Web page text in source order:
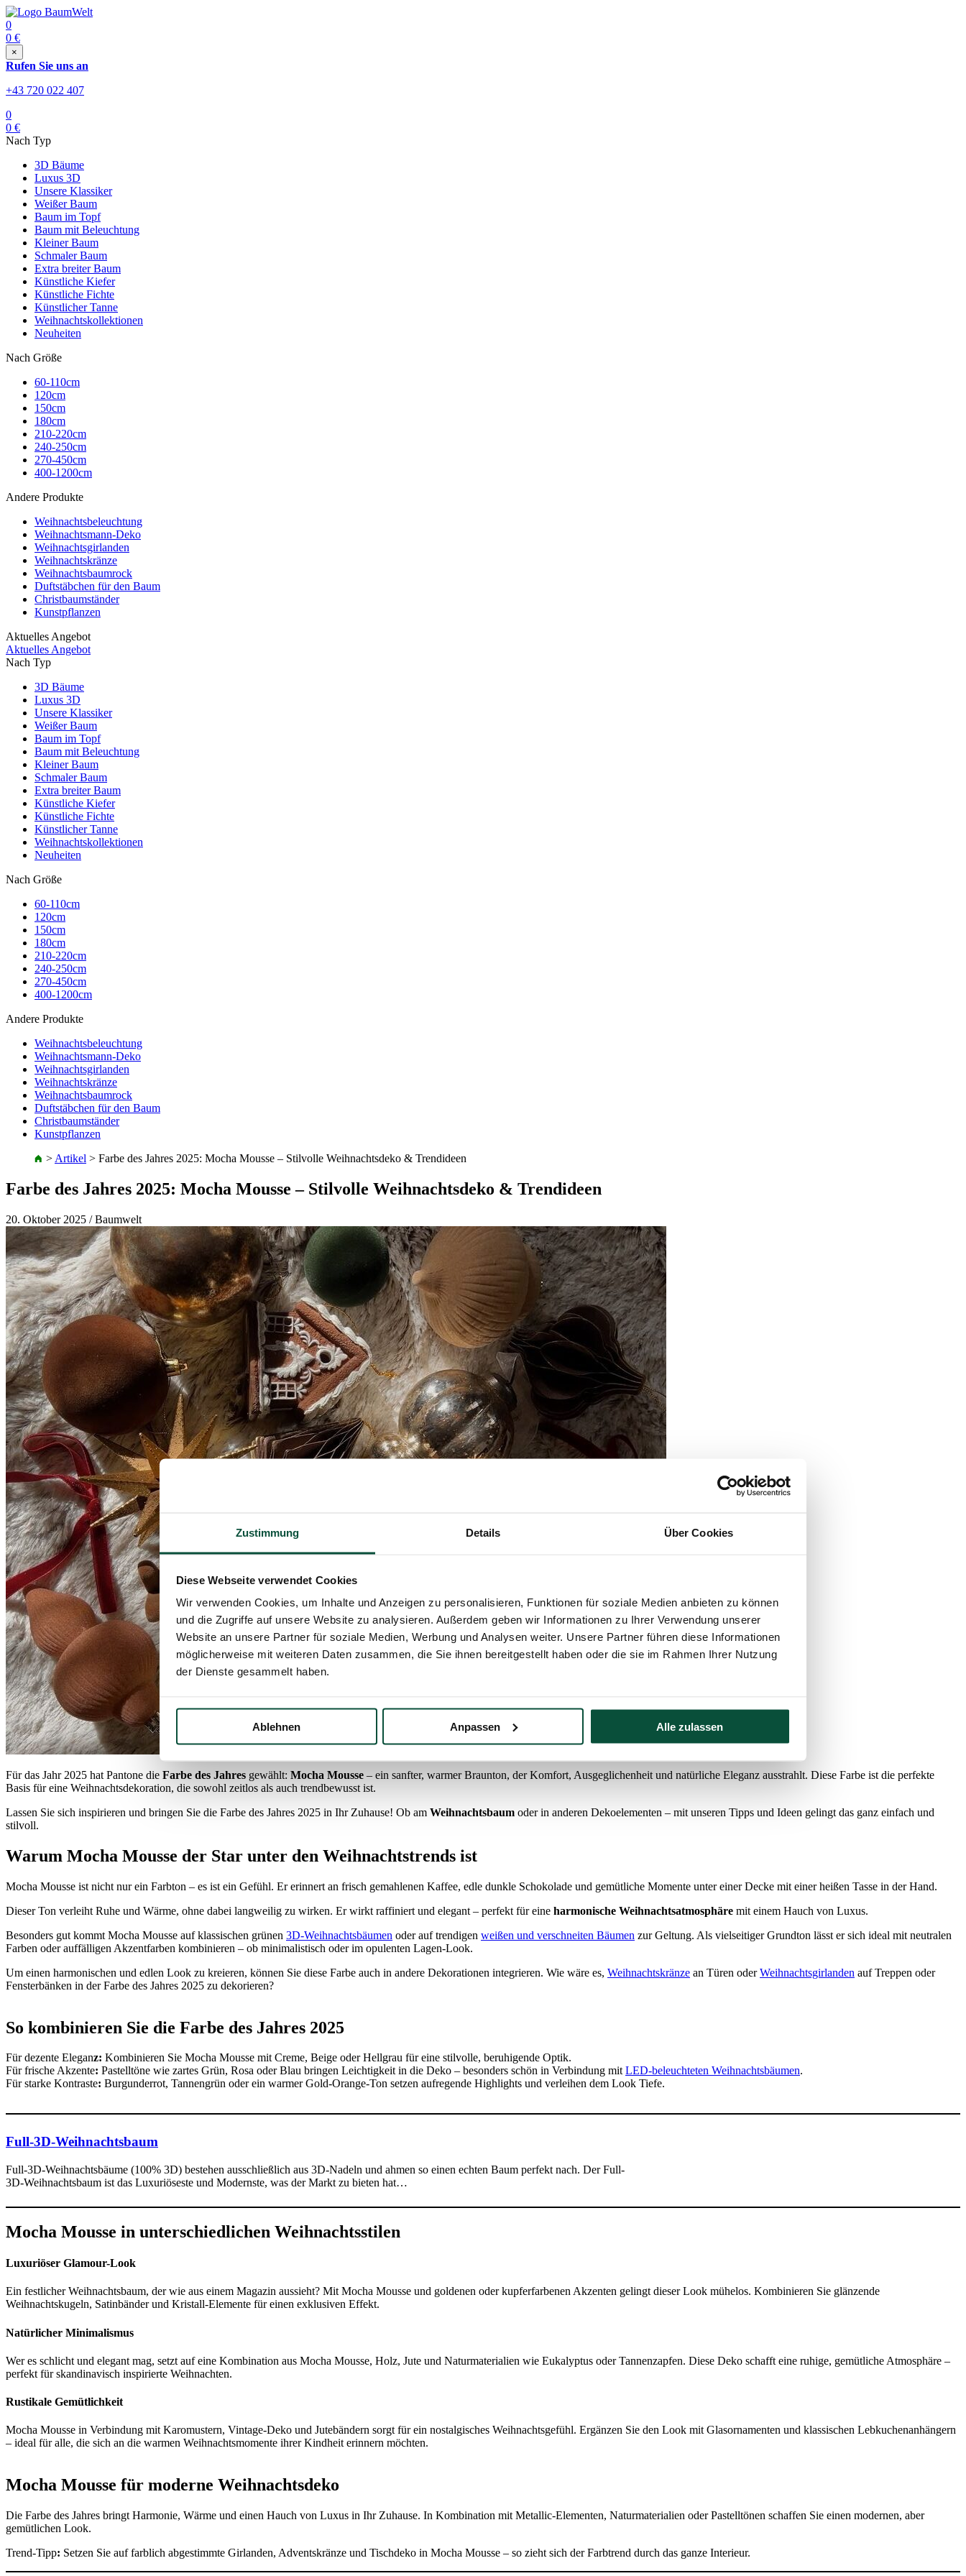
Zustimmung Details Über Cookies
Diese Webseite verwendet Cookies
Wir verwenden Cookies, um Inhalte und Anzeigen zu personalisieren, Funktionen für soziale Medien anbieten zu können
und die Zugriffe auf unsere Website zu analysieren. Außerdem geben wir Informationen zu Ihrer Verwendung unserer
Website an unsere Partner für soziale Medien, Werbung und Analysen weiter. Unsere Partner führen diese Informationen
möglicherweise mit weiteren Daten zusammen, die Sie ihnen bereitgestellt haben oder die sie im Rahmen Ihrer Nutzung
der Dienste gesammelt haben.
Ablehnen Anpassen Alle zulassen
0
0 €
×
Rufen Sie uns an
+43 720 022 407
0
0 €
Nach Typ
3D Bäume
Luxus 3D
Unsere Klassiker
Weißer Baum
Baum im Topf
Baum mit Beleuchtung
Kleiner Baum
Schmaler Baum
Extra breiter Baum
Künstliche Kiefer
Künstliche Fichte
Künstlicher Tanne
Weihnachtskollektionen
Neuheiten
Nach Größe
60-110cm
120cm
150cm
180cm
210-220cm
240-250cm
270-450cm
400-1200cm
Andere Produkte
Weihnachtsbeleuchtung
Weihnachtsmann-Deko
Weihnachtsgirlanden
Weihnachtskränze
Weihnachtsbaumrock
Duftstäbchen für den Baum
Christbaumständer
Kunstpflanzen
Aktuelles Angebot
Aktuelles Angebot
Nach Typ
3D Bäume
Luxus 3D
Unsere Klassiker
Weißer Baum
Baum im Topf
Baum mit Beleuchtung
Kleiner Baum
Schmaler Baum
Extra breiter Baum
Künstliche Kiefer
Künstliche Fichte
Künstlicher Tanne
Weihnachtskollektionen
Neuheiten
Nach Größe
60-110cm
120cm
150cm
180cm
210-220cm
240-250cm
270-450cm
400-1200cm
Andere Produkte
Weihnachtsbeleuchtung
Weihnachtsmann-Deko
Weihnachtsgirlanden
Weihnachtskränze
Weihnachtsbaumrock
Duftstäbchen für den Baum
Christbaumständer
Kunstpflanzen
> Artikel > Farbe des Jahres 2025: Mocha Mousse – Stilvolle Weihnachtsdeko & Trendideen
Farbe des Jahres 2025: Mocha Mousse – Stilvolle Weihnachtsdeko & Trendideen
20. Oktober 2025 / Baumwelt
Für das Jahr 2025 hat Pantone die Farbe des Jahres gewählt: Mocha Mousse – ein sanfter, warmer Braunton, der Komfort, Ausgeglichenheit und natürliche Eleganz ausstrahlt. Diese Farbe ist die perfekte
Basis für eine Weihnachtsdekoration, die sowohl zeitlos als auch trendbewusst ist.
Lassen Sie sich inspirieren und bringen Sie die Farbe des Jahres 2025 in Ihr Zuhause! Ob am Weihnachtsbaum oder in anderen Dekoelementen – mit unseren Tipps und Ideen gelingt das ganz einfach und
stilvoll.
Warum Mocha Mousse der Star unter den Weihnachtstrends ist
Mocha Mousse ist nicht nur ein Farbton – es ist ein Gefühl. Er erinnert an frisch gemahlenen Kaffee, edle dunkle Schokolade und gemütliche Momente unter einer Decke mit einer heißen Tasse in der Hand.
Dieser Ton verleiht Ruhe und Wärme, ohne dabei langweilig zu wirken. Er wirkt raffiniert und elegant – perfekt für eine harmonische Weihnachtsatmosphäre mit einem Hauch von Luxus.
Besonders gut kommt Mocha Mousse auf klassischen grünen 3D-Weihnachtsbäumen oder auf trendigen weißen und verschneiten Bäumen zur Geltung. Als vielseitiger Grundton lässt er sich ideal mit neutralen
Farben oder auffälligen Akzentfarben kombinieren – ob minimalistisch oder im opulenten Lagen-Look.
Um einen harmonischen und edlen Look zu kreieren, können Sie diese Farbe auch in andere Dekorationen integrieren. Wie wäre es, Weihnachtskränze an Türen oderWeihnachtsgirlanden auf Treppen oder
Fensterbänken in der Farbe des Jahres 2025 zu dekorieren?
So kombinieren Sie die Farbe des Jahres 2025
Für dezente Eleganz: Kombinieren Sie Mocha Mousse mit Creme, Beige oder Hellgrau für eine stilvolle, beruhigende Optik.
Für frische Akzente: Pastelltöne wie zartes Grün, Rosa oder Blau bringen Leichtigkeit in die Deko – besonders schön in Verbindung mitLED-beleuchteten Weihnachtsbäumen.
Für starke Kontraste: Burgunderrot, Tannengrün oder ein warmer Gold-Orange-Ton setzen aufregende Highlights und verleihen dem Look Tiefe.
Full-3D-Weihnachtsbaum
Full-3D-Weihnachtsbäume (100% 3D) bestehen ausschließlich aus 3D-Nadeln und ahmen so einen echten Baum perfekt nach. Der Full-
3D-Weihnachtsbaum ist das Luxuriöseste und Modernste, was der Markt zu bieten hat…
Mocha Mousse in unterschiedlichen Weihnachtsstilen
Luxuriöser Glamour-Look
Ein festlicher Weihnachtsbaum, der wie aus einem Magazin aussieht? Mit Mocha Mousse und goldenen oder kupferfarbenen Akzenten gelingt dieser Look mühelos. Kombinieren Sie glänzende
Weihnachtskugeln, Satinbänder und Kristall-Elemente für einen exklusiven Effekt.
Natürlicher Minimalismus
Wer es schlicht und elegant mag, setzt auf eine Kombination aus Mocha Mousse, Holz, Jute und Naturmaterialien wie Eukalyptus oder Tannenzapfen. Diese Deko schafft eine ruhige, gemütliche Atmosphäre –
perfekt für skandinavisch inspirierte Weihnachten.
Rustikale Gemütlichkeit
Mocha Mousse in Verbindung mit Karomustern, Vintage-Deko und Jutebändern sorgt für ein nostalgisches Weihnachtsgefühl. Ergänzen Sie den Look mit Glasornamenten und klassischen Lebkuchenanhängern
– ideal für alle, die sich an die warmen Weihnachtsmomente ihrer Kindheit erinnern möchten.
Mocha Mousse für moderne Weihnachtsdeko
Die Farbe des Jahres bringt Harmonie, Wärme und einen Hauch von Luxus in Ihr Zuhause. In Kombination mit Metallic-Elementen, Naturmaterialien oder Pastelltönen schaffen Sie einen modernen, aber
gemütlichen Look.
Trend-Tipp: Setzen Sie auf farblich abgestimmte Girlanden, Adventskränze und Tischdeko in Mocha Mousse – so zieht sich der Farbtrend durch das ganze Interieur.